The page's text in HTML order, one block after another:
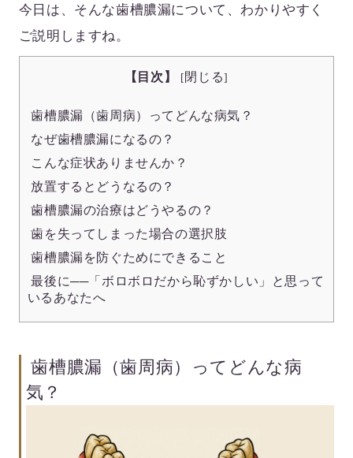
今日は、そんな歯槽膿漏について、わかりやすく
ご説明しますね。
【目次】 [閉じる]
歯槽膿漏（歯周病）ってどんな病気？
なぜ歯槽膿漏になるの？
こんな症状ありませんか？
放置するとどうなるの？
歯槽膿漏の治療はどうやるの？
歯を失ってしまった場合の選択肢
歯槽膿漏を防ぐためにできること
最後に──「ボロボロだから恥ずかしい」と思って
いるあなたへ
歯槽膿漏（歯周病）ってどんな病
気？